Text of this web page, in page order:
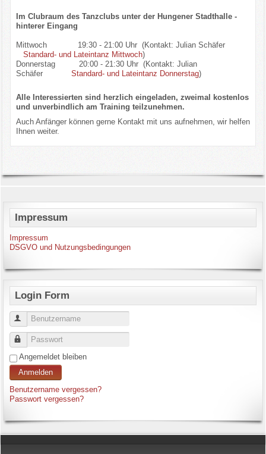
Im Clubraum des Tanzclubs unter der Hungener Stadthalle -
hinterer Eingang
Mittwoch 19:30 - 21:00 Uhr (Kontakt: Julian Schäfer
Standard- und Lateintanz Mittwoch)
Donnerstag 20:00 - 21:30 Uhr (Kontakt: Julian
Schäfer Standard- und Lateintanz Donnerstag)
Alle Interessierten sind herzlich eingeladen, zweimal kostenlos
und unverbindlich am Training teilzunehmen.
Auch Anfänger können gerne Kontakt mit uns aufnehmen, wir helfen
Ihnen weiter.
Impressum
Impressum
DSGVO und Nutzungsbedingungen
Login Form
Benutzername
Passwort
Angemeldet bleiben
Anmelden
Benutzername vergessen?
Passwort vergessen?